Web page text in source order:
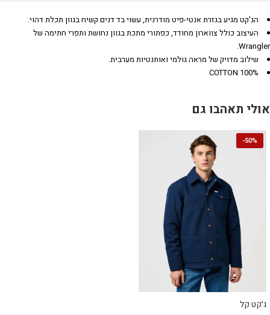
הג'קט מגיע בגזרת אנטי-פיט מודרנית, עשוי בד דנים קשיח בגוון תכלת דהוי.
העיצוב כולל צווארון מחודד, כפתורי מתכת בגוון נחושת ותפרי חתימה של
Wrangler.
שילוב מדויק של מראה גולמי ואותנטיות מערבית.
100% COTTON
אולי תאהבו גם
50%
-
ג׳קט קל